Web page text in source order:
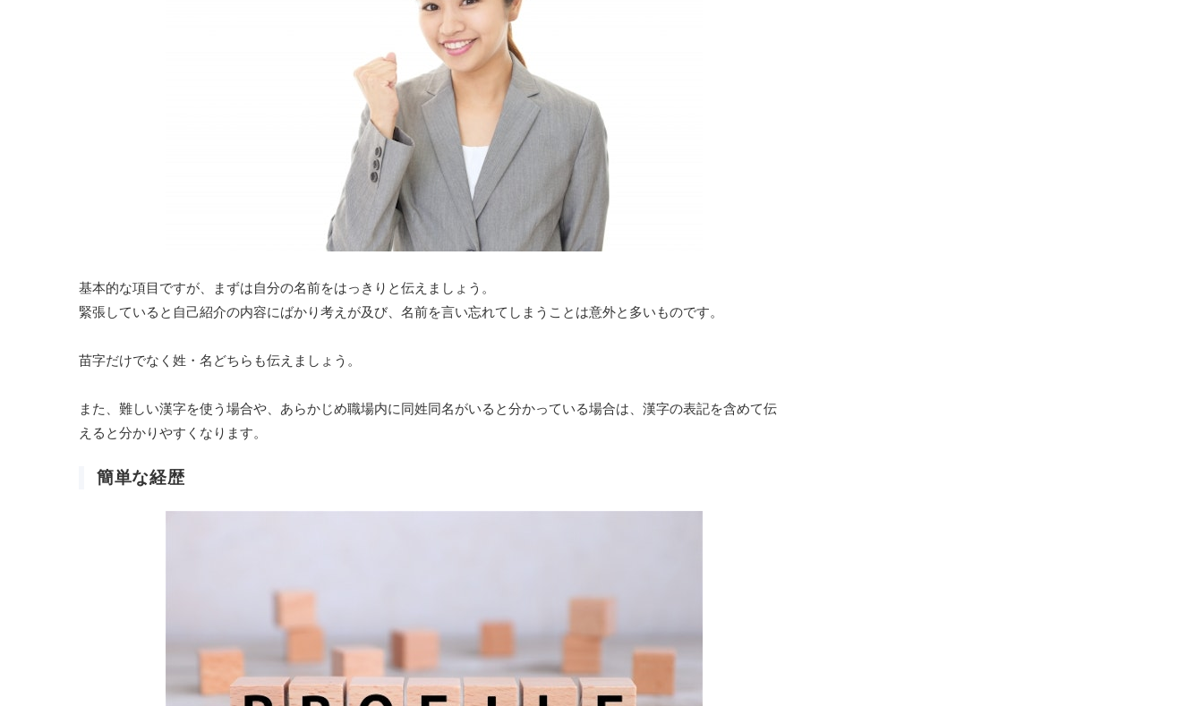
基本的な項目ですが、まずは自分の名前をはっきりと伝えましょう。
緊張していると自己紹介の内容にばかり考えが及び、名前を言い忘れてしまうことは意外と多いものです。
苗字だけでなく姓・名どちらも伝えましょう。
また、難しい漢字を使う場合や、あらかじめ職場内に同姓同名がいると分かっている場合は、漢字の表記を含めて伝
えると分かりやすくなります。
簡単な経歴